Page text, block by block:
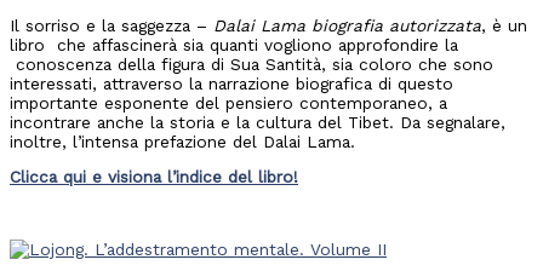
Il sorriso e la saggezza – Dalai Lama biografia autorizzata, è un
libro
che affascinerà sia quanti vogliono approfondire la
conoscenza della figura di Sua Santità, sia coloro che sono
interessati, attraverso la narrazione biografica di questo
importante esponente del pensiero contemporaneo, a
incontrare anche la storia e la cultura del Tibet. Da segnalare,
inoltre, l’intensa prefazione del Dalai Lama.
Clicca qui e visiona l’indice del libro!